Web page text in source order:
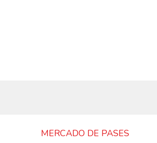
MERCADO DE PASES